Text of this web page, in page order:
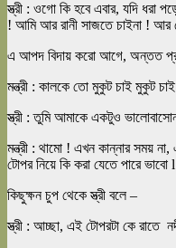
স্ত্রী : ওগো কি হবে এবার, যদি ধরা
! আমি আর রানী সাজতে চাইনা ! আর
এ আপদ বিদায় করো আগে, অন্তত
মন্ত্রী : কালকে তো মুকুট চাই মুকুট
স্ত্রী : তুমি আমাকে একটুও
মন্ত্রী : থামো ! এখন কান্নার সময়
টোপর নিয়ে কি করা যেতে পারে ভাবো l
কিছুক্ষন চুপ থেকে স্ত্রী বলে –
স্ত্রী : আচ্ছা, এই টোপরটা কে রাতে